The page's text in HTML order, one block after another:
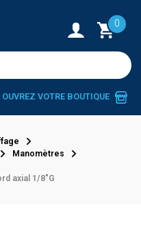
0
OUVREZ VOTRE BOUTIQUE
Manomètres
axial 1/8"G